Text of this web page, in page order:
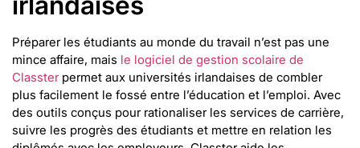
Préparer les étudiants au monde du travail n’est pas une
mince affaire, mais le logiciel de gestion scolaire de
Classterpermet aux universités irlandaises de combler
plus facilement le fossé entre l’éducation et l’emploi. Avec
des outils conçus pour rationaliser les services de carrière,
suivre les progrès des étudiants et mettre en relation les